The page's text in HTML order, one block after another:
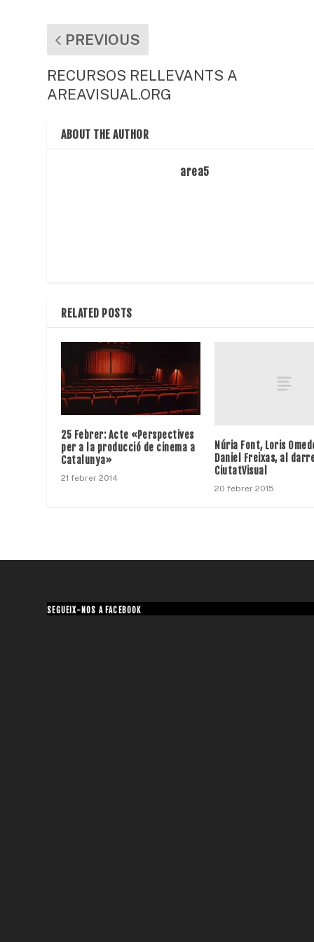
PREVIOUS
RECURSOS RELLEVANTS A
AREAVISUAL.ORG
ABOUT THE AUTHOR
area5
RELATED POSTS
25 Febrer: Acte «Perspectives
per a la producció de cinema a
Catalunya»
21 febrer 2014
Núria Font, Loris
Daniel Freixas, al
CiutatVisual
20 febrer 2015
SEGUEIX-NOS A FACEBOOK